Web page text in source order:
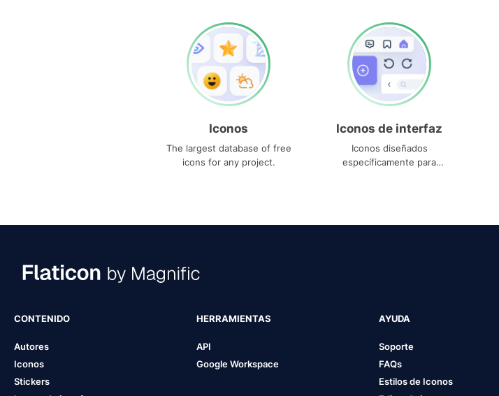
Iconos
The largest database of free
icons for any project.
Iconos de interfaz
Iconos diseñados
específicamente para
CONTENIDO
Autores
Iconos
Stickers
HERRAMIENTAS
API
Google Workspace
AYUDA
Soporte
FAQs
Estilos de Iconos